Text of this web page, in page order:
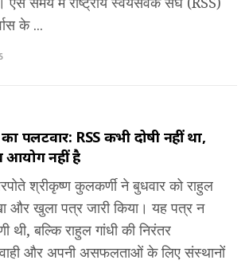
के ...
पलटवार: RSS कभी दोषी नहीं था,
नहीं है
श्रीकृष्ण कुलकर्णी ने बुधवार को राहुल
और खुला पत्र जारी किया। यह पत्र न
थी, बल्कि राहुल गांधी की निरंतर
और अपनी असफलताओं के लिए संस्थानों